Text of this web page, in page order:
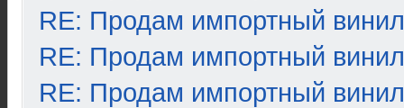
RE: Продам импортный винил
RE: Продам импортный винил
RE: Продам импортный винил